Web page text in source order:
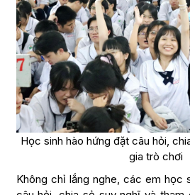
Học sinh hào hứng đặt câu hỏi,
gia trò chơi
Không chỉ lắng nghe, các em học